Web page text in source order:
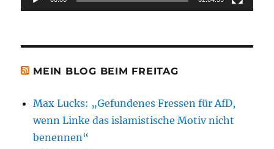
MEIN BLOG BEIM FREITAG
Max Lucks: „Gefundenes Fressen für AfD,
wenn Linke das islamistische Motiv nicht
benennen“